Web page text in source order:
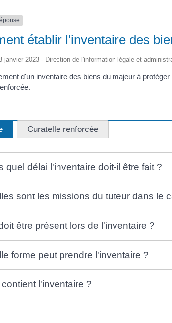
établir l'inventaire des
janvier 2023 - Direction de l'information légale et
d'un inventaire des biens du majeur à
Curatelle renforcée
quel délai l'inventaire doit-il être fait ?
sont les missions du tuteur dans le
être présent lors de l'inventaire ?
forme peut prendre l'inventaire ?
contient l'inventaire ?